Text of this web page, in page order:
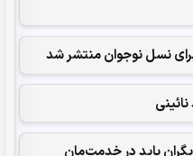
نسل نوجوان منتشر شد
باید در خدمت‌مان